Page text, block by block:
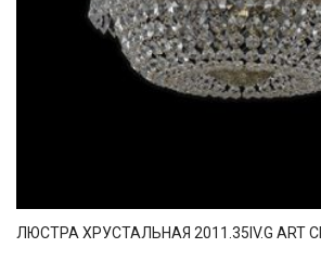
ЛЮСТРА ХРУСТАЛЬНАЯ 2011.35IV.G ART